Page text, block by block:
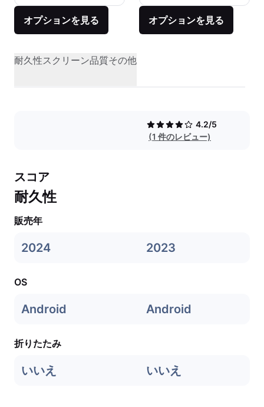
オプションを見る オプションを見る
耐久性スクリーン品質その他
4.2/5
(1 件のレビュー)
スコア
耐久性
販売年
2024 2023
OS
Android Android
折りたたみ
いいえ いいえ